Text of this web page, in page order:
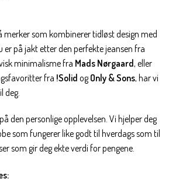
merker som kombinerer tidløst design med
er på jakt etter den perfekte jeansen fra
minimalisme fra Mads Nørgaard, eller
fra !Solid ogOnly & Sons, har vi
deg.
den personlige opplevelsen. Vi hjelper deg
som fungerer like godt til hverdags som til
som gir deg ekte verdi for pengene.